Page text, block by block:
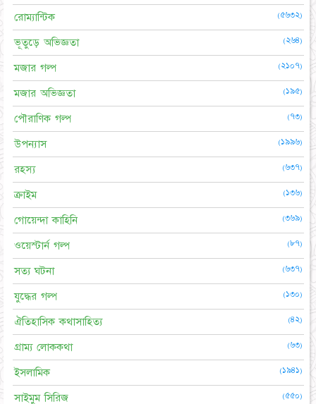
রোম্যান্টিক (৫৬৩২)
ভূতুড়ে অভিজ্ঞতা (২৬৪)
মজার গল্প (২১০৭)
মজার অভিজ্ঞতা (১৯৫)
পৌরাণিক গল্প (৭৩)
উপন্যাস (১৯৯৬)
রহস্য (৬৩৭)
ক্রাইম (১৩৬)
গোয়েন্দা কাহিনি (৩৬৯)
ওয়েস্টার্ন গল্প (৮৭)
সত্য ঘটনা (৬৩৭)
যুদ্ধের গল্প (১৩০)
ঐতিহাসিক কথাসাহিত্য (৪২)
গ্রাম্য লোককথা (৬৩)
ইসলামিক (১৯৪১)
সাইমুম সিরিজ (৫৫০)